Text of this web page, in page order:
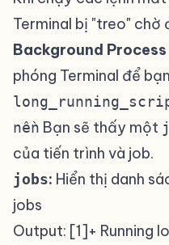
Terminal bị "treo" chờ
Background
phóng Terminal để
nền Bạn sẽ thấy một
của tiến trình và job.
jobs: Hiển thị danh
jobs
Output: [1]+ Running